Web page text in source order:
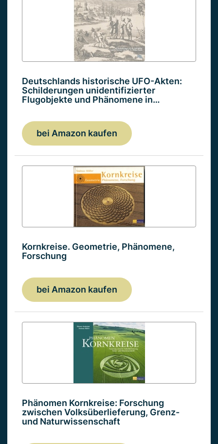
Deutschlands historische UFO-Akten:
Schilderungen unidentifizierter
Flugobjekte und Phänomene in…
bei Amazon kaufen
Kornkreise. Geometrie, Phänomene,
Forschung
bei Amazon kaufen
Phänomen Kornkreise: Forschung
zwischen Volksüberlieferung, Grenz-
und Naturwissenschaft